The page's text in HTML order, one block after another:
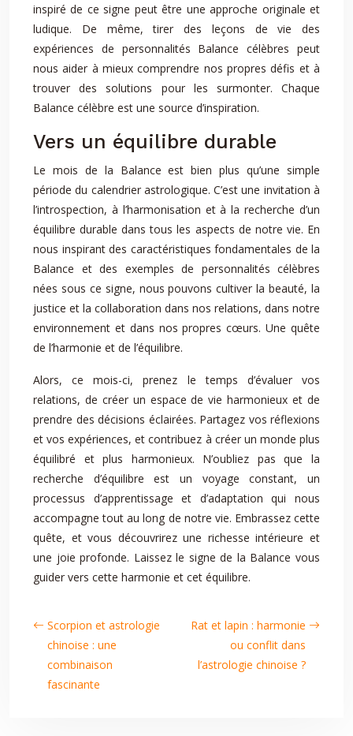
inspiré de ce signe peut être une approche originale et
ludique. De même, tirer des leçons de vie des
expériences de personnalités Balance célèbres peut
nous aider à mieux comprendre nos propres défis et à
trouver des solutions pour les surmonter. Chaque
Balance célèbre est une source d’inspiration.
Vers un équilibre durable
Le mois de la Balance est bien plus qu’une simple
période du calendrier astrologique. C’est une invitation à
l’introspection, à l’harmonisation et à la recherche d’un
équilibre durable dans tous les aspects de notre vie. En
nous inspirant des caractéristiques fondamentales de la
Balance et des exemples de personnalités célèbres
nées sous ce signe, nous pouvons cultiver la beauté, la
justice et la collaboration dans nos relations, dans notre
environnement et dans nos propres cœurs. Une quête
de l’harmonie et de l’équilibre.
Alors, ce mois-ci, prenez le temps d’évaluer vos
relations, de créer un espace de vie harmonieux et de
prendre des décisions éclairées. Partagez vos réflexions
et vos expériences, et contribuez à créer un monde plus
équilibré et plus harmonieux. N’oubliez pas que la
recherche d’équilibre est un voyage constant, un
processus d’apprentissage et d’adaptation qui nous
accompagne tout au long de notre vie. Embrassez cette
quête, et vous découvrirez une richesse intérieure et
une joie profonde. Laissez le signe de la Balance vous
guider vers cette harmonie et cet équilibre.
Scorpion et astrologie
chinoise : une
combinaison
fascinante
Rat et lapin : harmonie
ou conflit dans
l’astrologie chinoise ?